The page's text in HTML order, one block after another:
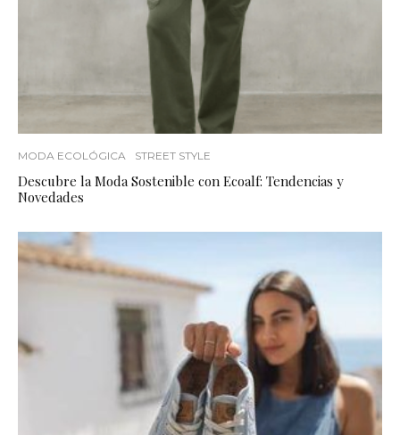
MODA ECOLÓGICA STREET STYLE
Descubre la Moda Sostenible con Ecoalf: Tendencias y
Novedades